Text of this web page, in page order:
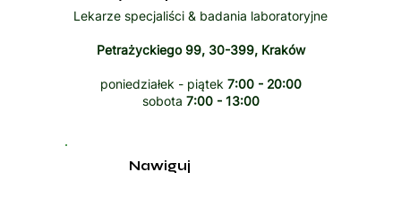
Lekarze specjaliści & badania laboratoryjne
Petrażyckiego 99, 30-399, Kraków
poniedziałek - piątek 7:00 - 20:00
sobota 7:00 - 13:00
Nawiguj